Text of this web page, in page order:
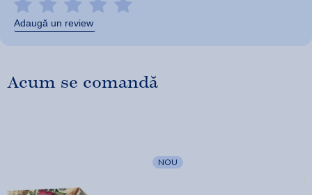
Adaugă un review
Acum se comandă
NOU